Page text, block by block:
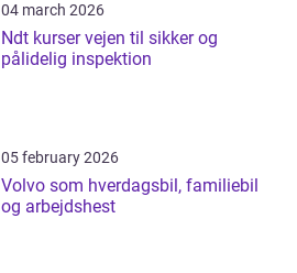
04 march 2026
Ndt kurser vejen til sikker og
pålidelig inspektion
05 february 2026
Volvo som hverdagsbil, familiebil
og arbejdshest